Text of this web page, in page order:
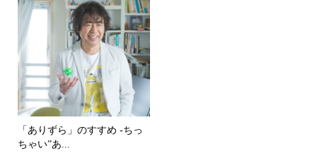
「ありずら」のすすめ -ちっ
ちゃい”あ...